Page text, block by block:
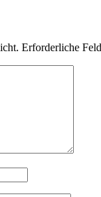
Erforderliche